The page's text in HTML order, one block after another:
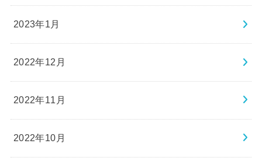
2023年1月
2022年12月
2022年11月
2022年10月